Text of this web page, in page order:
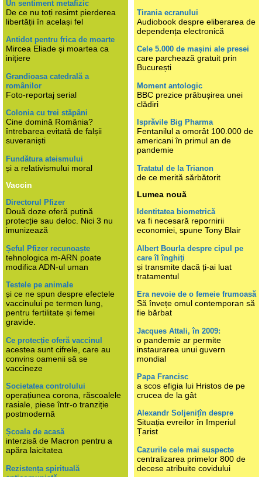
Un sentiment metafizic
De ce nu toți resimt pierderea
libertății în același fel
Antidot pentru frica de moarte
Mircea Eliade și moartea ca
inițiere
Grandioasa catedrală a
românilor
Foto-reportaj serial
Colonia cu trei stăpâni
Cine domină România?
întrebarea evitată de falșii
suveraniști
Fundătura ateismului
și a relativismului moral
Vaccin
Directorul Pfizer
Două doze oferă puțină
protecție sau deloc. Nici 3 nu
imunizează
Șeful Pfizer recunoaște
tehnologica m-ARN poate
modifica ADN-ul uman
Testele pe animale
și ce ne spun despre efectele
vaccinului pe termen lung,
pentru fertilitate și femei
gravide.
Ce protecție oferă vaccinul
acestea sunt cifrele, care au
convins oamenii să se
vaccineze
Societatea controlului
operațiunea corona, răscoalele
rasiale, piese într-o tranziție
postmodernă
Școala de acasă
interzisă de Macron pentru a
apăra laicitatea
Rezistența spirituală
Tirania ecranului
Audiobook despre eliberarea de
dependența electronică
Cele 5.000 de mașini ale presei
care parchează gratuit prin
București
Moment antologic
BBC prezice prăbușirea unei
clădiri
Isprăvile Big Pharma
Fentanilul a omorât 100.000 de
americani în primul an de
pandemie
Tratatul de la Trianon
de ce merită sărbătorit
Lumea nouă
Identitatea biometrică
va fi necesară repornirii
economiei, spune Tony Blair
Albert Bourla despre cipul pe
care îl înghiți
și transmite dacă ți-ai luat
tratamentul
Era nevoie de o femeie frumoasă
Să învețe omul contemporan să
fie bărbat
Jacques Attali, în 2009:
o pandemie ar permite
instaurarea unui guvern
mondial
Papa Francisc
a scos efigia lui Hristos de pe
crucea de la gât
Alexandr Soljenițîn despre
Situația evreilor în Imperiul
Țarist
Cazurile cele mai suspecte
centralizarea primelor 800 de
decese atribuite covidului